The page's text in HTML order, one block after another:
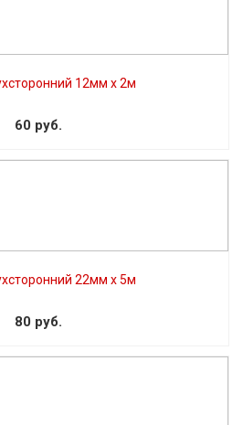
12мм х 2м
60 руб.
22мм х 5м
80 руб.